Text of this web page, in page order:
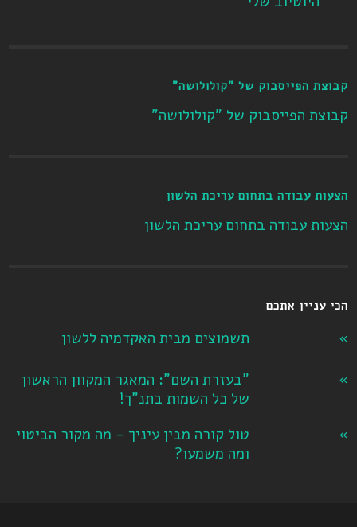
קבוצת הפייסבוק של "קולולושה"
קבוצת הפייסבוק של "קולולושה"
הצעות עבודה בתחום עריכת הלשון
הצעות עבודה בתחום עריכת הלשון
הכי עניין אתכם
תשמוצים מבית האקדמיה ללשון
"בעזרת השם": המאגר המקוון הראשון
של כל השמות בתנ"ך!
טול קורה מבין עיניך - מה מקור הביטוי
ומה משמעו?